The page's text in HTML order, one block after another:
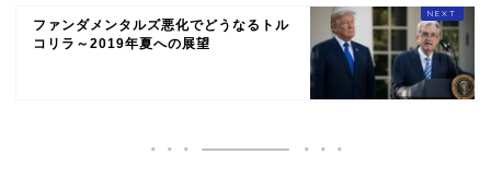
ファンダメンタルズ悪化でどうなるトル
コリラ～2019年夏への展望